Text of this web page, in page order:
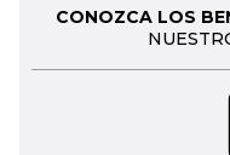
CONOZCA LOS